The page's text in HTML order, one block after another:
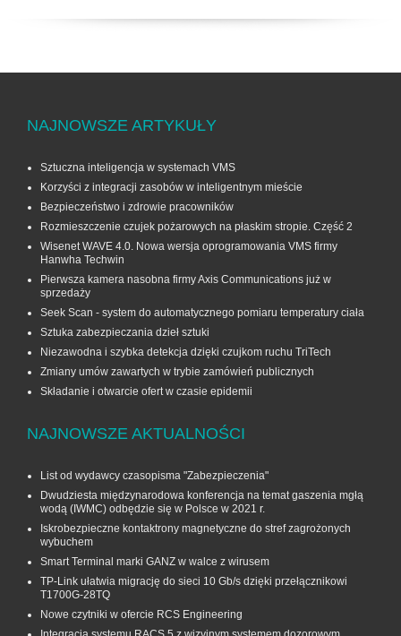
NAJNOWSZE ARTYKUŁY
Sztuczna inteligencja w systemach VMS
Korzyści z integracji zasobów w inteligentnym mieście
Bezpieczeństwo i zdrowie pracowników
Rozmieszczenie czujek pożarowych na płaskim stropie. Część 2
Wisenet WAVE 4.0. Nowa wersja oprogramowania VMS firmy
Hanwha Techwin
Pierwsza kamera nasobna firmy Axis Communications już w
sprzedaży
Seek Scan - system do automatycznego pomiaru temperatury ciała
Sztuka zabezpieczania dzieł sztuki
Niezawodna i szybka detekcja dzięki czujkom ruchu TriTech
Zmiany umów zawartych w trybie zamówień publicznych
Składanie i otwarcie ofert w czasie epidemii
NAJNOWSZE AKTUALNOŚCI
List od wydawcy czasopisma "Zabezpieczenia"
Dwudziesta międzynarodowa konferencja na temat gaszenia mgłą
wodą (IWMC) odbędzie się w Polsce w 2021 r.
Iskrobezpieczne kontaktrony magnetyczne do stref zagrożonych
wybuchem
Smart Terminal marki GANZ w walce z wirusem
TP-Link ułatwia migrację do sieci 10 Gb/s dzięki przełącznikowi
T1700G‑28TQ
Nowe czytniki w ofercie RCS Engineering